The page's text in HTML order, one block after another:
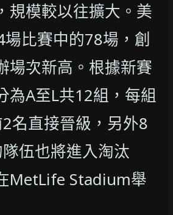
規模較以往擴大。美
比賽中的78場，創
場次新高。根據新賽
為A至L共12組，每組
名直接晉級，另外8
伍也將進入淘汰
MetLife Stadium舉